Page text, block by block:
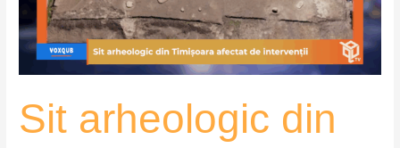
Sit arheologic din
intervenții
ilegale